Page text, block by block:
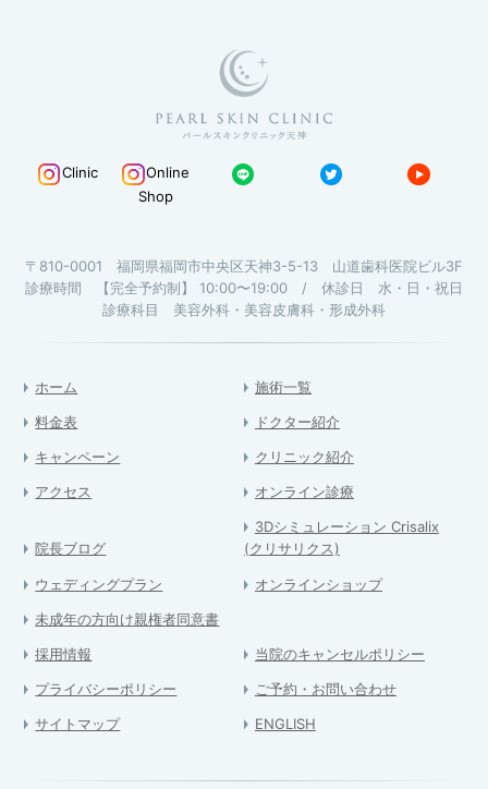
Clinic
Online
Shop
〒810-0001 福岡県福岡市中央区天神3-5-13 山道歯科医院ビル3F
診療時間 【完全予約制】 10:00〜19:00 / 休診日 水・日・祝日
診療科目 美容外科・美容皮膚科・形成外科
ホーム 施術一覧
料金表 ドクター紹介
キャンペーン クリニック紹介
アクセス オンライン診療
院長ブログ
3Dシミュレーション Crisalix
(クリサリクス)
ウェディングプラン オンラインショップ
未成年の方向け親権者同意書
採用情報 当院のキャンセルポリシー
プライバシーポリシー ご予約・お問い合わせ
サイトマップ ENGLISH